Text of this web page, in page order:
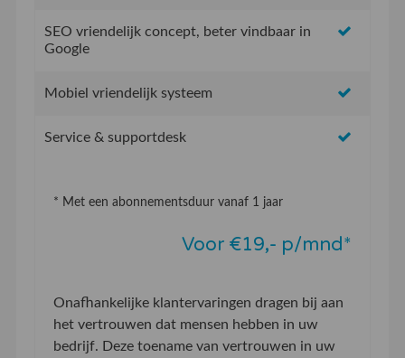
SEO vriendelijk concept, beter vindbaar in
Google
Mobiel vriendelijk systeem
Service & supportdesk
* Met een abonnementsduur vanaf 1 jaar
Voor €19,- p/mnd*
Onafhankelijke klantervaringen dragen bij aan
het vertrouwen dat mensen hebben in uw
bedrijf. Deze toename van vertrouwen in uw